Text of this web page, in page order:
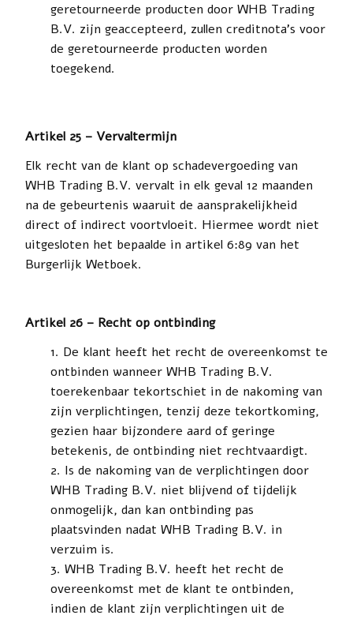
geretourneerde producten door WHB Trading
B.V. zijn geaccepteerd, zullen creditnota’s voor
de geretourneerde producten worden
toegekend.
Artikel 25 – Vervaltermijn
Elk recht van de klant op schadevergoeding van
WHB Trading B.V. vervalt in elk geval 12 maanden
na de gebeurtenis waaruit de aansprakelijkheid
direct of indirect voortvloeit. Hiermee wordt niet
uitgesloten het bepaalde in artikel 6:89 van het
Burgerlijk Wetboek.
Artikel 26 – Recht op ontbinding
De klant heeft het recht de overeenkomst te
ontbinden wanneer WHB Trading B.V.
toerekenbaar tekortschiet in de nakoming van
zijn verplichtingen, tenzij deze tekortkoming,
gezien haar bijzondere aard of geringe
betekenis, de ontbinding niet rechtvaardigt.
Is de nakoming van de verplichtingen door
WHB Trading B.V. niet blijvend of tijdelijk
onmogelijk, dan kan ontbinding pas
plaatsvinden nadat WHB Trading B.V. in
verzuim is.
WHB Trading B.V. heeft het recht de
overeenkomst met de klant te ontbinden,
indien de klant zijn verplichtingen uit de